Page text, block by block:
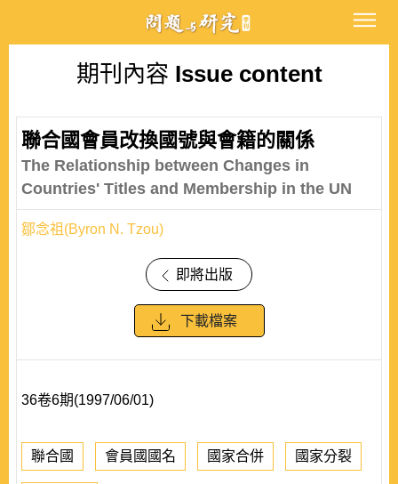
期刊內容 Issue content
聯合國會員改換國號與會籍的關係
The Relationship between Changes in
Countries' Titles and Membership in the UN
鄒念祖(Byron N. Tzou)
即將出版
下載檔案
36卷6期(1997/06/01)
聯合國 會員國國名 國家合併 國家分裂